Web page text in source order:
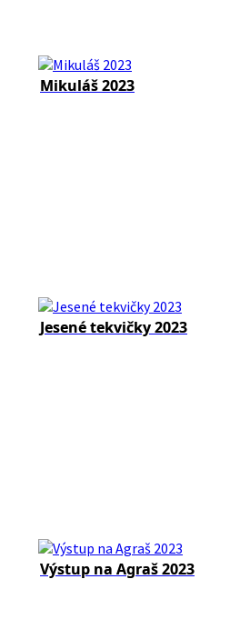
Mikuláš 2023
Jesené tekvičky 2023
Výstup na Agraš 2023